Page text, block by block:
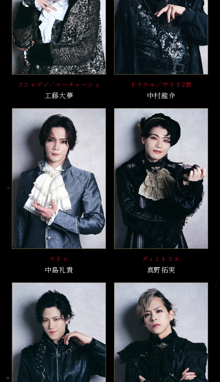
フニャディ／マーチャーシュ
工藤大夢
ドラクル／ヴラド2世
中村龍介
ラドゥ
中島礼貴
ディミトリエ
真野拓実